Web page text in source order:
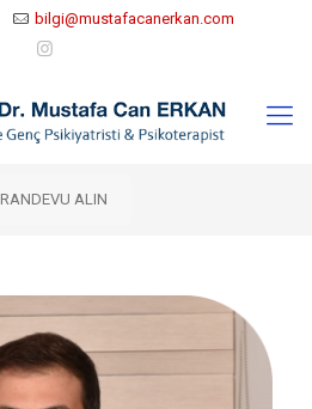
bilgi@mustafacanerkan.com
RANDEVU ALIN